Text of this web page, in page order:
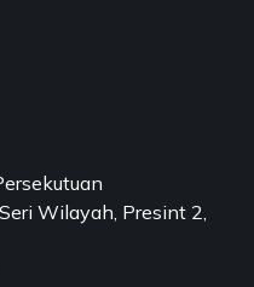
Wilayah, Presint 2,